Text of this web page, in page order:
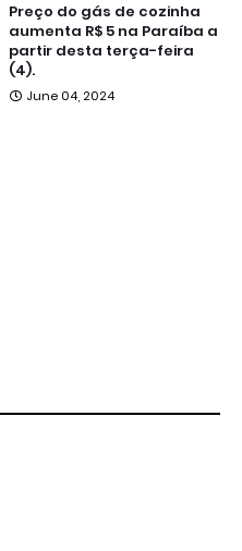
Preço do gás de cozinha
aumenta R$ 5 na Paraíba a
partir desta terça-feira
(4).
June 04, 2024